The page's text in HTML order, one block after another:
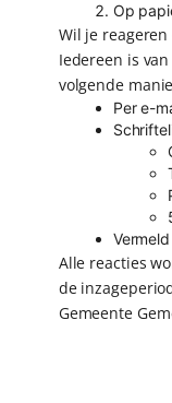
Op
Wil je
Iedereen is
volgende
Per e-
Alle reacties
de
Gemeente